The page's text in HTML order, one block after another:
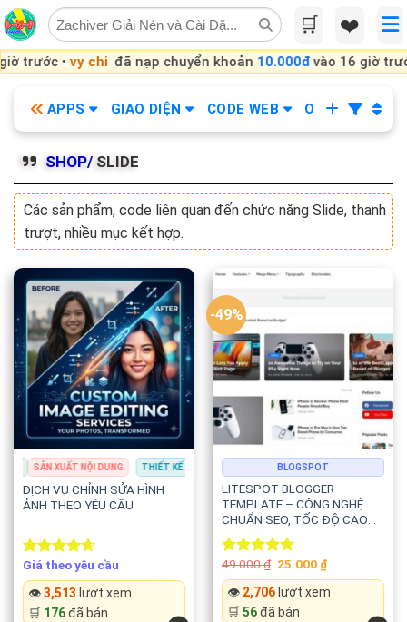
🛒 ❤️
•vy chi đã nạp chuyển khoản 10.000đvào 16 giờ trước •
Skip
to
content
APPS GIAO DIỆN CODE WEB OBS KHÓA
SHOP/ SLIDE
Các sản phẩm, code liên quan đến chức năng Slide, thanh
trượt, nhiều mục kết hợp.
SẢN XUẤT NỘI DUNG THIẾT KẾ ĐỒ HỌA CHỈNH SỬA MEDIA SẢN XUẤT NỘI DUNG
DỊCH VỤ CHỈNH SỬA HÌNH
ẢNH THEO YÊU CẦU
Rated4.67
out of 5
Giá theo yêu cầu
👁️3,513 lượt xem
🛒 176đã bán
-49%
BLOGSPOT
LITESPOT BLOGGER
TEMPLATE – CÔNG NGHỆ
CHUẨN SEO, TỐC ĐỘ CAO
VÀ HIỆN ĐẠI
Rated5.00
out of 5
49.000₫ Original
was:
49.000 ₫.
25.000 ₫Current
price
is:
25.000 ₫.
👁️ 2,706lượt xem
🛒 56đã bán